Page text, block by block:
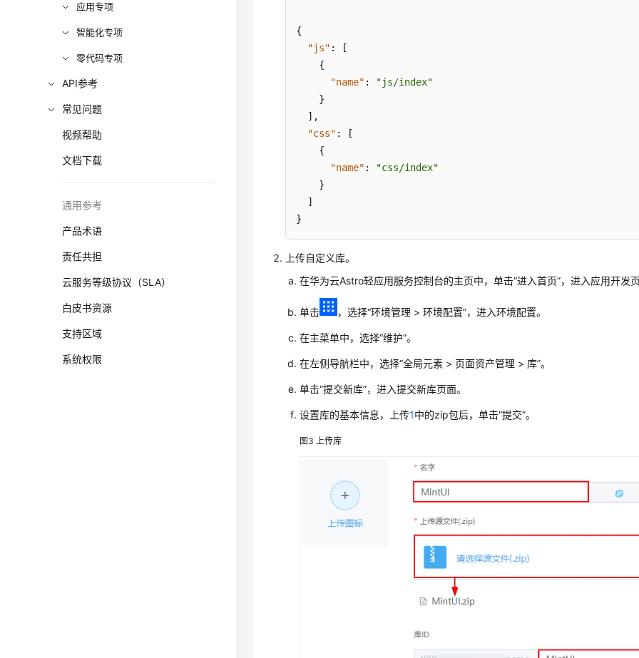
应用专项
智能化专项
零代码专项
API参考
常见问题
视频帮助
文档下载
通用参考
产品术语
责任共担
云服务等级协议（SLA）
白皮书资源
支持区域
系统权限
{
"js" :
[
{
"name" :
"js/index"
}
] ,
"css" :
[
{
"name" :
"css/index"
}
]
}
上传自定义库。
在华为云Astro轻应用服务控制台的主页中，单击“进入首页”，进入应用开发
单击 ，选择“环境管理 > 环境配置”，进入环境配置。
在主菜单中，选择“维护”。
在左侧导航栏中，选择“全局元素 > 页面资产管理 > 库”。
单击“提交新库”，进入提交新库页面。
设置库的基本信息，上传1中的zip包后，单击“提交”。
图3上传库